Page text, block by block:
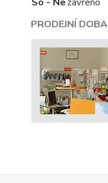
PRODEJNÍ DOBA